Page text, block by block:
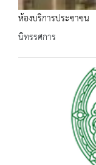
ห้องบริการประชาชน
นิทรรศการ